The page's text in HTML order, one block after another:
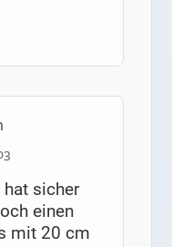
sicher
einen
mit 20 cm